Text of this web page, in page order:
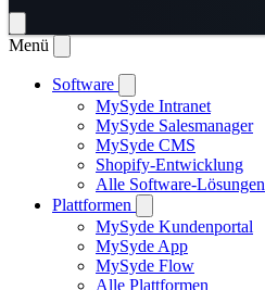
Menü
Software
MySyde Intranet
MySyde Salesmanager
MySyde CMS
Shopify-Entwicklung
Alle Software-Lösungen
Plattformen
MySyde Kundenportal
MySyde App
MySyde Flow
Alle Plattformen